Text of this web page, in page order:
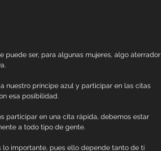
puede ser, para algunas mujeres, algo aterrador
nuestro príncipe azul y participar en las citas
esa posibilidad.
participar en una cita rápida, debemos estar
a todo tipo de gente.
lo importante, pues ello depende tanto de ti